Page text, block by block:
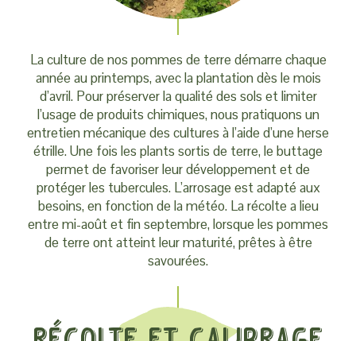
La culture de nos pommes de terre démarre chaque
année au printemps, avec la plantation dès le mois
d’avril. Pour préserver la qualité des sols et limiter
l’usage de produits chimiques, nous pratiquons un
entretien mécanique des cultures à l’aide d’une herse
étrille. Une fois les plants sortis de terre, le buttage
permet de favoriser leur développement et de
protéger les tubercules. L’arrosage est adapté aux
besoins, en fonction de la météo. La récolte a lieu
entre mi-août et fin septembre, lorsque les pommes
de terre ont atteint leur maturité, prêtes à être
savourées.